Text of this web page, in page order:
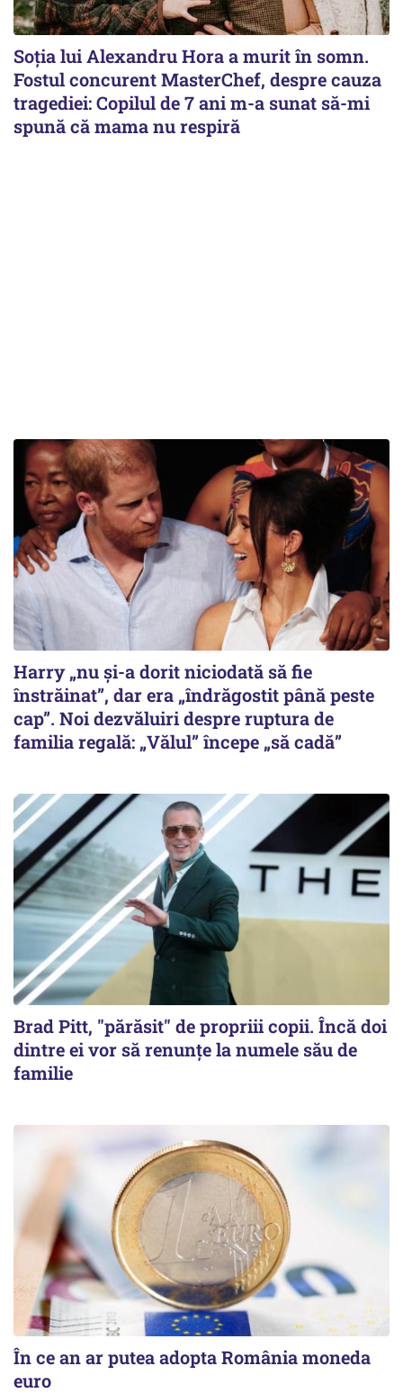
Soția lui Alexandru Hora a murit în somn.
Fostul concurent MasterChef, despre cauza
tragediei: Copilul de 7 ani m-a sunat să-mi
spună că mama nu respiră
Harry „nu și-a dorit niciodată să fie
înstrăinat”, dar era „îndrăgostit până peste
cap”. Noi dezvăluiri despre ruptura de
familia regală: „Vălul” începe „să cadă”
Brad Pitt, "părăsit" de propriii copii. Încă doi
dintre ei vor să renunțe la numele său de
familie
În ce an ar putea adopta România moneda
euro